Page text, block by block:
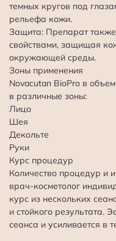
темных кругов под
рельефа кожи.
Защита: Препарат также
свойствами, защищая
окружающей среды.
Зоны применения
Novacutan BioPro в
в различные зоны:
Лицо
Шея
Декольте
Руки
Курс процедур
Количество процедур и
врач-косметолог
курс из нескольких
и стойкого результата.
сеанса и усиливается в